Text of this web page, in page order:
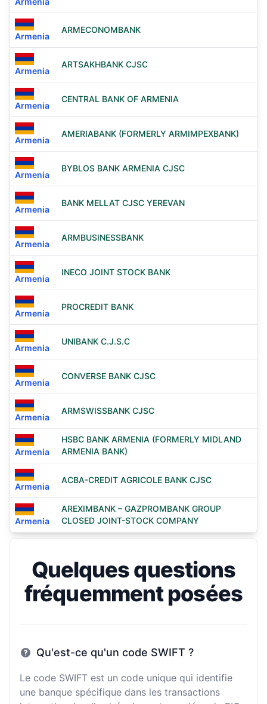
Armenia
ARMECONOMBANK
Armenia
ARTSAKHBANK CJSC
Armenia
CENTRAL BANK OF ARMENIA
Armenia
AMERIABANK (FORMERLY ARMIMPEXBANK)
Armenia
BYBLOS BANK ARMENIA CJSC
Armenia
BANK MELLAT CJSC YEREVAN
Armenia
ARMBUSINESSBANK
Armenia
INECO JOINT STOCK BANK
Armenia
PROCREDIT BANK
Armenia
UNIBANK C.J.S.C
Armenia
CONVERSE BANK CJSC
Armenia
ARMSWISSBANK CJSC
Armenia
HSBC BANK ARMENIA (FORMERLY MIDLAND
ARMENIA BANK)
Armenia
ACBA-CREDIT AGRICOLE BANK CJSC
Armenia
AREXIMBANK – GAZPROMBANK GROUP
CLOSED JOINT-STOCK COMPANY
Quelques questions
fréquemment posées
Qu'est-ce qu'un code SWIFT ?
Le code SWIFT est un code unique qui identifie
une banque spécifique dans les transactions